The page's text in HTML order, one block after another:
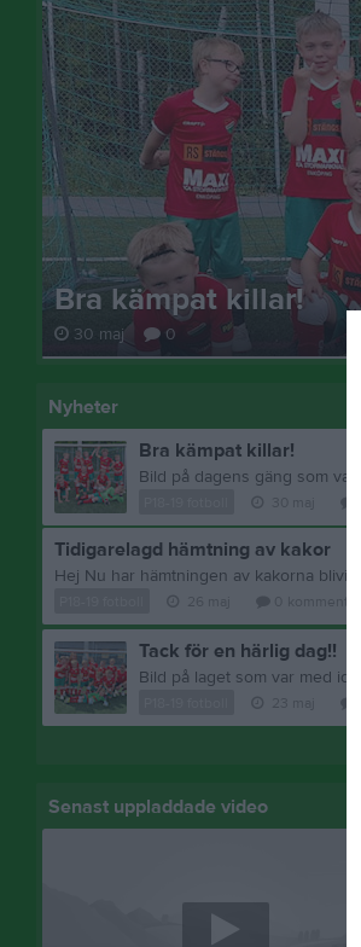
Bra kämpat killar!
30 maj 0
Nyheter
Bra kämpat killar!
Tidigarelagd hämtning av kakor
Tack för en härlig dag!!
Bild på laget som var med
Senast uppladdade video